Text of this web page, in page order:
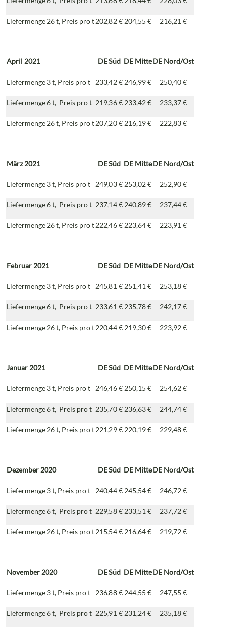
Liefermenge 26 t, Preis pro t202,82 € 204,55 € 216,21 €
April 2021 DESüd DE MitteDE Nord/Ost
Liefermenge 3 t, Preis pro t 233,42 € 246,99 € 250,40 €
Liefermenge 6 t, Preis pro t 219,36 € 233,42 € 233,37 €
Liefermenge 26 t, Preis pro t207,20 € 216,19 € 222,83 €
März 2021 DESüd DE MitteDE Nord/Ost
Liefermenge 3 t, Preis pro t 249,03 € 253,02 € 252,90 €
Liefermenge 6 t, Preis pro t 237,14 € 240,89 € 237,44 €
Liefermenge 26 t, Preis pro t222,46 € 223,64 € 223,91 €
Februar 2021 DESüd DE MitteDE Nord/Ost
Liefermenge 3 t, Preis pro t 245,81 € 251,41 € 253,18 €
Liefermenge 6 t, Preis pro t 233,61 € 235,78 € 242,17 €
Liefermenge 26 t, Preis pro t220,44 € 219,30 € 223,92 €
Januar 2021 DESüd DE MitteDE Nord/Ost
Liefermenge 3 t, Preis pro t 246,46 € 250,15 € 254,62 €
Liefermenge 6 t, Preis pro t 235,70 € 236,63 € 244,74 €
Liefermenge 26 t, Preis pro t221,29 € 220,19 € 229,48 €
Dezember 2020 DESüd DE MitteDE Nord/Ost
Liefermenge 3 t, Preis pro t 240,44 € 245,54 € 246,72 €
Liefermenge 6 t, Preis pro t 229,58 € 233,51 € 237,72 €
Liefermenge 26 t, Preis pro t215,54 € 216,64 € 219,72 €
November 2020 DESüd DE MitteDE Nord/Ost
Liefermenge 3 t, Preis pro t 236,88 € 244,55 € 247,55 €
Liefermenge 6 t, Preis pro t 225,91 € 231,24 € 235,18 €